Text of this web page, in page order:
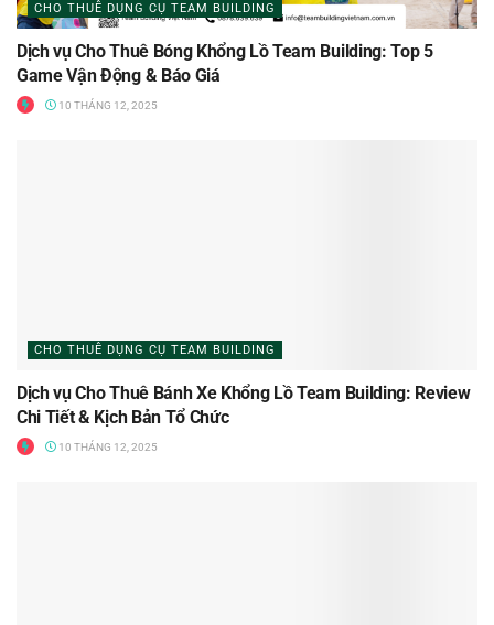
CHO THUÊ DỤNG CỤ TEAM BUILDING
Dịch vụ Cho Thuê Bóng Khổng Lồ Team Building: Top 5
Game Vận Động & Báo Giá
10 THÁNG 12, 2025
CHO THUÊ DỤNG CỤ TEAM BUILDING
Dịch vụ Cho Thuê Bánh Xe Khổng Lồ Team Building: Review
Chi Tiết & Kịch Bản Tổ Chức
10 THÁNG 12, 2025